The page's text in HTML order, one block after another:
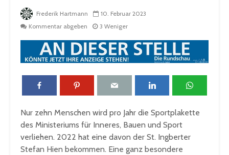
Frederik Hartmann
10. Februar 2023
Kommentar abgeben
3 Weniger
Nur zehn Menschen wird pro Jahr die Sportplakette
des Ministeriums für Inneres, Bauen und Sport
verliehen. 2022 hat eine davon der St. Ingberter
Stefan Hien bekommen. Eine ganz besondere